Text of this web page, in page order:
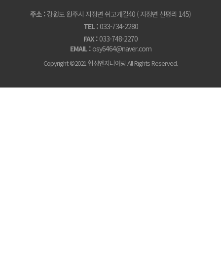
주소 :강원도 원주시 지정면 쉬고개길40 ( 지정면 신평리 145)
TEL : 033-734-2280
FAX : 033-748-2270
EMAIL : osy6464@naver.com
Copyright ©2021 협성엔지니어링 All Rights Reserved.